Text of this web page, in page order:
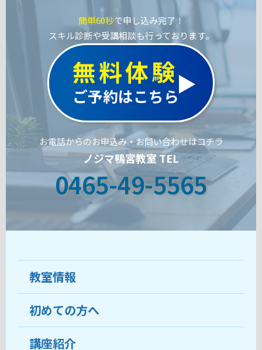
簡単60秒で申し込み完了！
スキル診断や受講相談も行っております。
無料体験
ご予約はこちら
お電話からのお申込み・お問い合わせはコチラ
ノジマ鴨宮教室 TEL
0465-49-5565
教室情報
教室について
受講生の声
初めての方へ
ココがおすすめ
講座紹介